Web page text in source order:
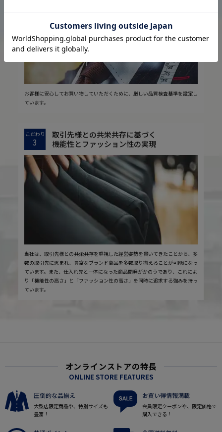
お客様に安心してお買い物していただくために、厳しい品質検査基準を設定し
ています。
こだわり
3
取引先様との共栄共存に基づく
機能性とファッション性の実現
当社は、取引先様との共栄共存を重視した経営姿勢を貫いてきたことから、多
数の取引先に恵まれ、豊富なブランド商品を多数取り揃えることが可能になっ
ています。また、仕入れ先と一体になった商品開発がかのうであり、これによ
り「機能性の高さ」と「ファッション性の高さ」を同時に追求する強みを持っ
ています。
オンラインストアの特長
ONLINE STORE FEATURES
圧倒的な品揃え
大型店限定商品や、特別サイズも
豊富！
お買い得情報満載
会員限定クーポンや、限定価格で
購入できる！